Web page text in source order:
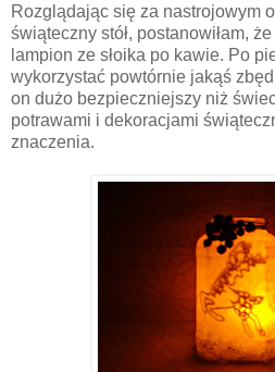
Rozglądając się za nastrojowym
świąteczny stół, postanowiłam,
lampion ze słoika po kawie. Po
wykorzystać powtórnie jakąś
on dużo bezpieczniejszy niż
potrawami i dekoracjami
znaczenia.